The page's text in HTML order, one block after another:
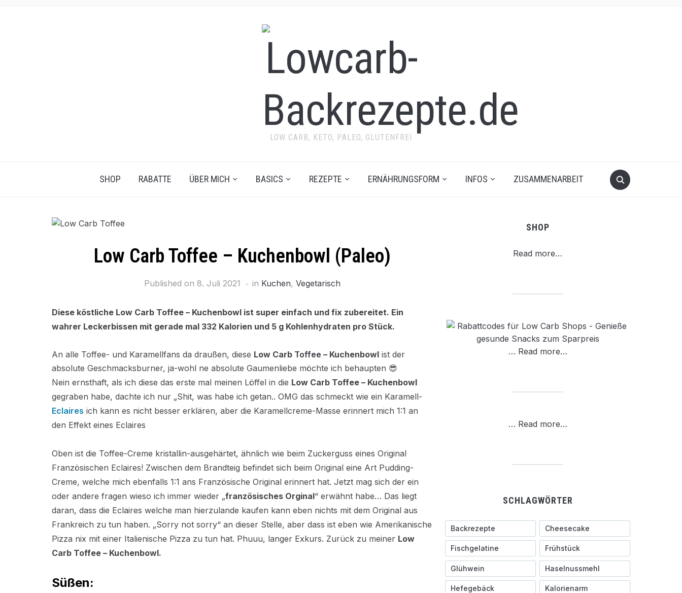
LOW CARB, KETO, PALEO, GLUTENFREI
SHOP RABATTE ÜBER MICH BASICS REZEPTE ERNÄHRUNGSFORM INFOS ZUSAMMENARBEIT
Low Carb Toffee – Kuchenbowl (Paleo)
Published on 8. Juli 2021 in Kuchen, Vegetarisch
Diese köstliche Low Carb Toffee – Kuchenbowl ist super einfach und fix zubereitet. Ein
wahrer Leckerbissen mit gerade mal 332 Kalorien und 5 g Kohlenhydraten pro Stück.
An alle Toffee- und Karamellfans da draußen, diese Low Carb Toffee – Kuchenbowl ist der
absolute Geschmacksburner, ja-wohl ne absolute Gaumenliebe möchte ich behaupten 😎
Nein ernsthaft, als ich diese das erste mal meinen Löffel in die Low Carb Toffee – Kuchenbowl
gegraben habe, dachte ich nur „Shit, was habe ich getan.. OMG das schmeckt wie ein Karamell-
Eclaires ich kann es nicht besser erklären, aber die Karamellcreme-Masse erinnert mich 1:1 an
den Effekt eines Eclaires
Oben ist die Toffee-Creme kristallin-ausgehärtet, ähnlich wie beim Zuckerguss eines Original
Französischen Eclaires! Zwischen dem Brandteig befindet sich beim Original eine Art Pudding-
Creme, welche mich ebenfalls 1:1 ans Französische Original erinnert hat. Jetzt mag sich der ein
oder andere fragen wieso ich immer wieder „französisches Orginal“ erwähnt habe… Das liegt
daran, dass die Eclaires welche man hierzulande kaufen kann eben nichts mit dem Original aus
Frankreich zu tun haben. „Sorry not sorry“ an dieser Stelle, aber dass ist eben wie Amerikanische
Pizza nix mit einer Italienische Pizza zu tun hat. Phuuu, langer Exkurs. Zurück zu meiner Low
Carb Toffee – Kuchenbowl.
Süßen:
SHOP
Read more…
… Read more…
… Read more…
SCHLAGWÖRTER
Backrezepte Cheesecake
Fischgelatine Frühstück
Glühwein Haselnussmehl
Hefegebäck Kalorienarm